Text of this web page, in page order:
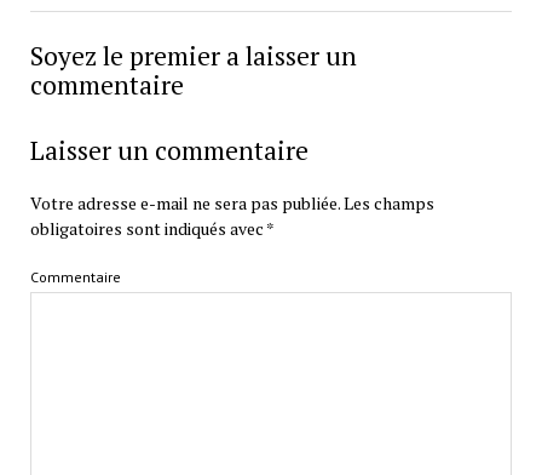
Soyez le premier a laisser un
commentaire
Laisser un commentaire
Votre adresse e-mail ne sera pas publiée.Les champs
obligatoires sont indiqués avec *
Commentaire